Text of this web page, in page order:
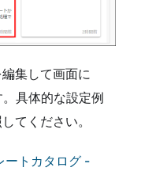
集して画面に
具体的な設定例
てください。
トカタログ -